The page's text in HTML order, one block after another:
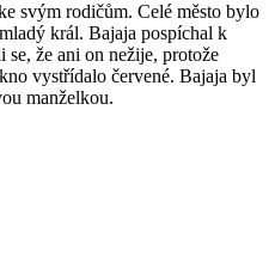
svým rodičům. Celé město bylo
král. Bajaja pospíchal k
se, že ani on nežije, protože
vystřídalo červené. Bajaja byl
manželkou.